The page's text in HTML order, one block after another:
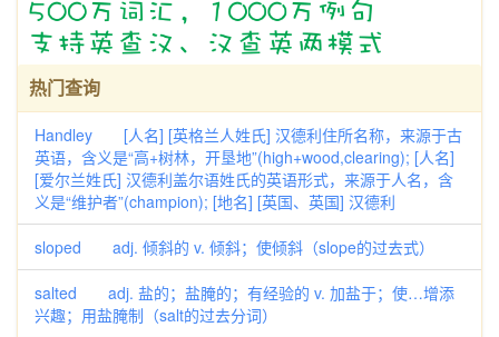
热门查询
Handley [人名] [英格兰人姓氏] 汉德利住所名称，来源于古
英语，含义是“高+树林，开垦地”(high+wood,clearing); [人名]
[爱尔兰姓氏] 汉德利盖尔语姓氏的英语形式，来源于人名，含
义是“维护者”(champion); [地名] [英国、英国] 汉德利
sloped adj. 倾斜的 v. 倾斜；使倾斜（slope的过去式）
salted adj. 盐的；盐腌的；有经验的 v. 加盐于；使…增添
兴趣；用盐腌制（salt的过去分词）